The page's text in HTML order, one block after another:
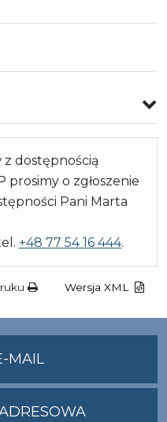
dostępnością
o zgłoszenie
Pani Marta
+48 77 54 16 444.
Wersja XML
MAILNA
ADRES